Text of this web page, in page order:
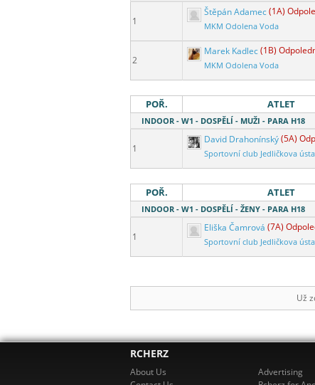
1
Štěpán Adamec(1A)
MKM Odolena Voda
2
Marek Kadlec(1B)
MKM Odolena Voda
POŘ. ATLET
INDOOR - W1 - DOSPĚLÍ - MUŽI - PARA H18
1
David Drahonínský(5A)
Sportovní club Jedličkova
POŘ. ATLET
INDOOR - W1 - DOSPĚLÍ - ŽENY - PARA H18
1
Eliška Čamrová (7A)
Sportovní club Jedličkova
Už
RCHERZ
About Us
Advertising